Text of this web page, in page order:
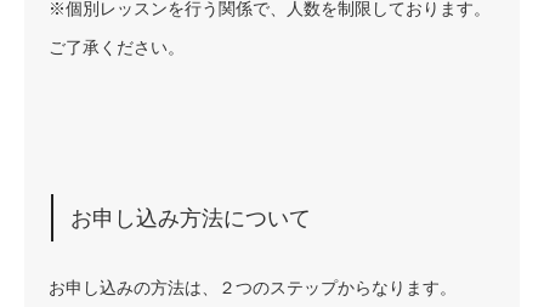
※個別レッスンを行う関係で、人数を制限しております。
ご了承ください。
お申し込み方法について
お申し込みの方法は、２つのステップからなります。